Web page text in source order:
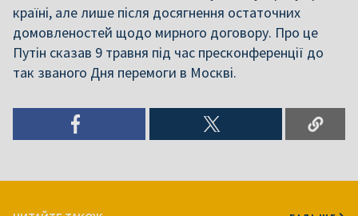
країні, але лише після досягнення остаточних
домовленостей щодо мирного договору. Про це
Путін сказав 9 травня під час пресконференції до
так званого Дня перемоги в Москві.